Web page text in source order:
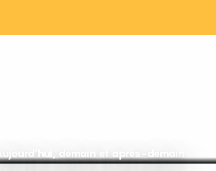
Aujourd’hui, demain et après-demain